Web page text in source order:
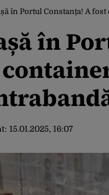
în Portul Constanța! A
în
15.01.2025, 16:07